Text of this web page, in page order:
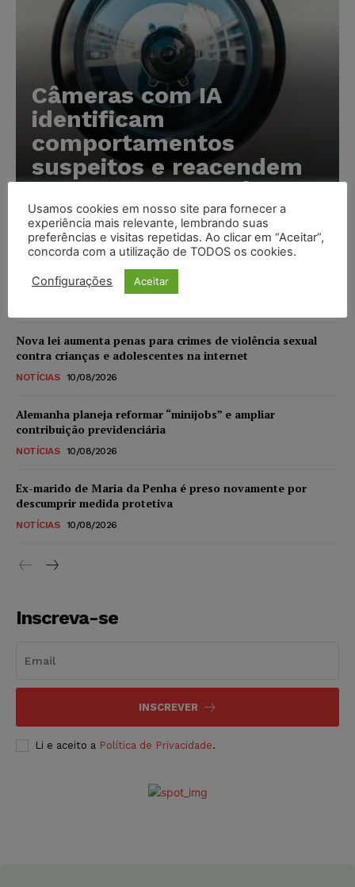
Câmeras com IA
identificam
comportamentos
suspeitos e reacendem
debate sobre vigilância
Karina Silvério 10/08/2026
Inteligência artificial amplia ataques cibernéticos e coloca
empresas brasileiras na mira de grupos criminosos
Nova lei aumenta penas para crimes de violência sexual
contra crianças e adolescentes na internet
NOTÍCIAS 10/08/2026
Alemanha planeja reformar “minijobs” e ampliar
contribuição previdenciária
NOTÍCIAS 10/08/2026
Ex-marido de Maria da Penha é preso novamente por
descumprir medida protetiva
NOTÍCIAS 10/08/2026
Inscreva-se
INSCREVER
Li e aceito a Política de Privacidade.
Usamos cookies em nosso site para fornecer a
experiência mais relevante, lembrando suas
preferências e visitas repetidas. Ao clicar em “Aceitar”,
concorda com a utilização de TODOS os cookies.
Configurações Aceitar